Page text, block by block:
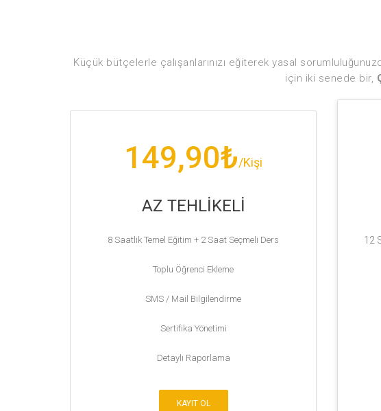
Küçük bütçelerle çalışanlarınızı eğiterek yasal
için iki senede bir,
149,90₺/Kişi
AZ TEHLİKELİ
8 Saatlik Temel Eğitim + 2 Saat Seçmeli Ders
Toplu Öğrenci Ekleme
SMS / Mail Bilgilendirme
Sertifika Yönetimi
Detaylı Raporlama
KAYIT OL
12 Saatlik